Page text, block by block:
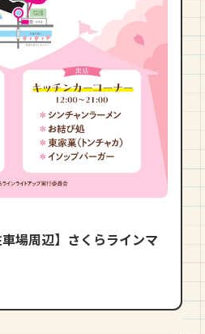
場周辺】さくらラインマ